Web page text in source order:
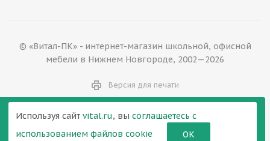
© «Витал-ПК» - интернет-магазин школьной, офисной
мебели в Нижнем Новгороде, 2002—2026
Версия для печати
Используя сайт vital.ru, вы соглашаетесь с
использованием файлов cookie
ОК